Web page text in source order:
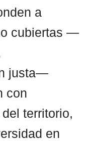
a
cubiertas —
justa—
con
territorio,
en